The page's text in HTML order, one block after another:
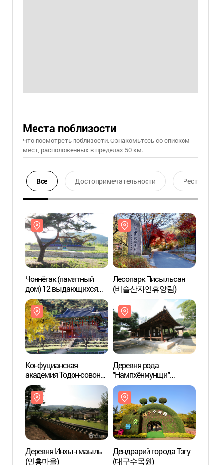
Места поблизости
Что посмотреть поблизости. Ознакомьтесь со списком
мест, расположенных в пределах 50 км.
Все Достопримечательности Ресторан
Чоннёгак (памятный
дом) 12 выдающихся
членов клана Кваков из
Хёнпхуна
(현풍곽씨십이정려각)
Лесопарк Писыльсан
(비슬산자연휴양림)
Конфуцианская
академия Тодон-совон
[Всемирное культурное
наследие ЮНЕСКО]
(도동서원 [유네스코
세계문화유산])
Деревня рода
"Нампхёнмунщи"
(남평문씨본리세거지)
Деревня Инхын маыль
(인흥마을)
Дендрарий города Тэгу
(대구수목원)